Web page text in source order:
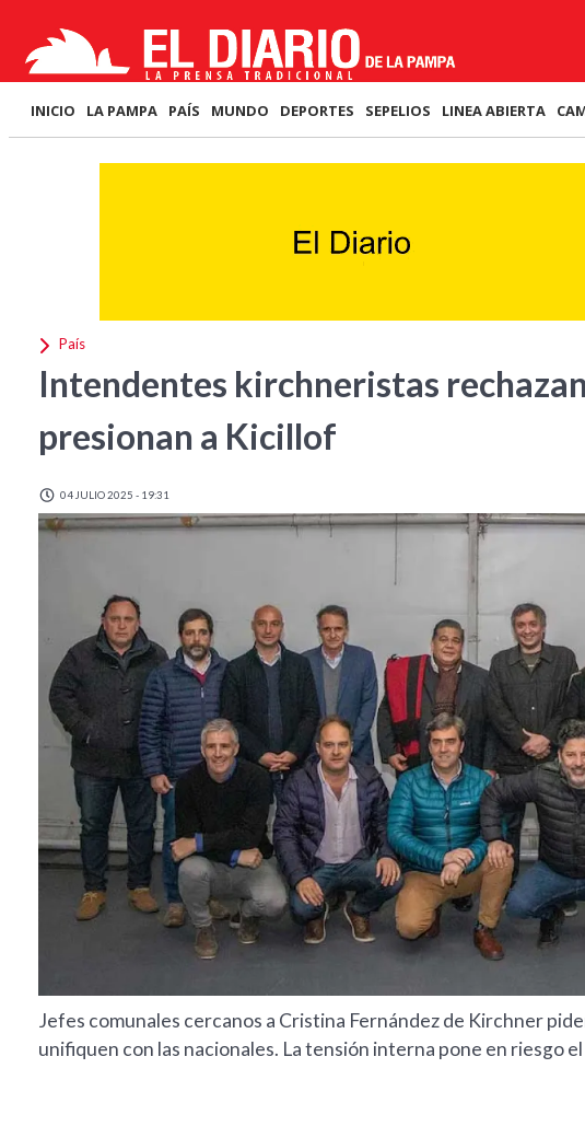
INICIO LA PAMPA PAÍS MUNDO DEPORTES SEPELIOS LINEA ABIERTA
País
Intendentes kirchneristas
presionan a Kicillof
04 JULIO 2025 - 19:31
Jefes comunales cercanos a Cristina Fernández de Kirchner
unifiquen con las nacionales. La tensión interna pone en riesgo